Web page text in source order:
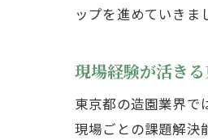
ップを進めていきま
現場経験が活き
東京都の造園業界で
現場ごとの課題解決